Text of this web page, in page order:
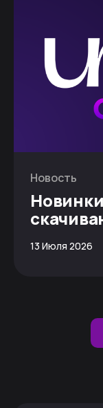
Новость
13 Июля 2026